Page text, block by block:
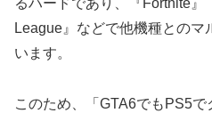
るハードであり、『Fortnite
League』などで他機種とのマ
います。
このため、「GTA6でもPS5